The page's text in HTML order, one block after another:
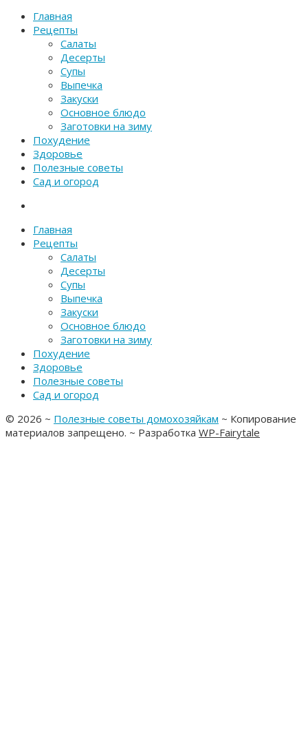
Главная
Рецепты
Салаты
Десерты
Супы
Выпечка
Закуски
Основное блюдо
Заготовки на зиму
Похудение
Здоровье
Полезные советы
Сад и огород
Главная
Рецепты
Салаты
Десерты
Супы
Выпечка
Закуски
Основное блюдо
Заготовки на зиму
Похудение
Здоровье
Полезные советы
Сад и огород
© 2026 ~ Полезные советы домохозяйкам ~ Копирование
материалов запрещено. ~ Разработка WP-Fairytale